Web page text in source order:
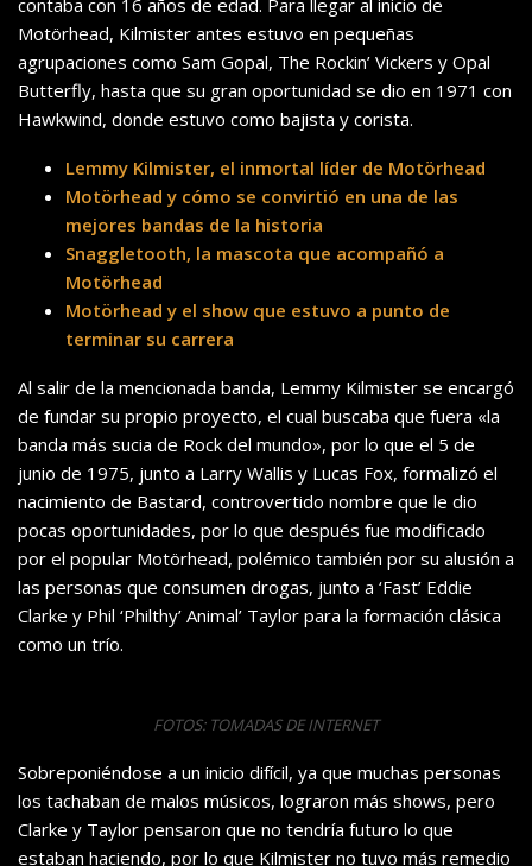
Motörhead, Kilmister antes estuvo en pequeñas
agrupaciones como Sam Gopal, The Rockin’ Vickers y Opal
Butterfly, hasta que su gran oportunidad se dio en 1971 con
Hawkwind, donde estuvo como bajista y corista.
Lemmy Kilmister, el inmortal líder de Motörhead
Motörhead y cómo se convirtió en una de las
mejores bandas de la historia
Snaggletooth, la mascota que acompañó a
Motörhead
Motörhead y el show que estuvo a punto de
terminar su carrera
Al salir de la mencionada banda, Lemmy Kilmister se encargó
de fundar su propio proyecto, el cual buscaba que fuera «la
banda más sucia de Rock del mundo», por lo que el 5 de
junio de 1975, junto a Larry Wallis y Lucas Fox, formalizó el
nacimiento de Bastard, controvertido nombre que le dio
pocas oportunidades, por lo que después fue modificado
por el popular Motörhead, polémico también por su alusión a
las personas que consumen drogas, junto a ‘Fast’ Eddie
Clarke y Phil ‘Philthy’ Animal’ Taylor para la formación clásica
como un trío.
FOTOS: TOMADAS DE INTERNET
Sobreponiéndose a un inicio difícil, ya que muchas personas
los tachaban de malos músicos, lograron más shows, pero
Clarke y Taylor pensaron que no tendría futuro lo que
estaban haciendo, por lo que Kilmister no tuvo más remedio